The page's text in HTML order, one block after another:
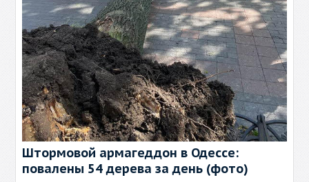
Штормовой армагеддон в Одессе:
повалены 54 дерева за день (фото)